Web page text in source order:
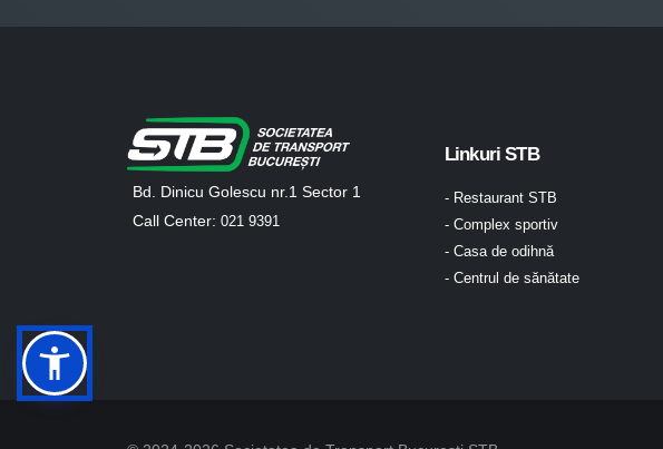
Bd. Dinicu Golescu nr.1 Sector 1
Call Center: 021 9391
Linkuri STB
- Restaurant STB
- Complex sportiv
- Casa de odihnă
- Centrul de sănătate